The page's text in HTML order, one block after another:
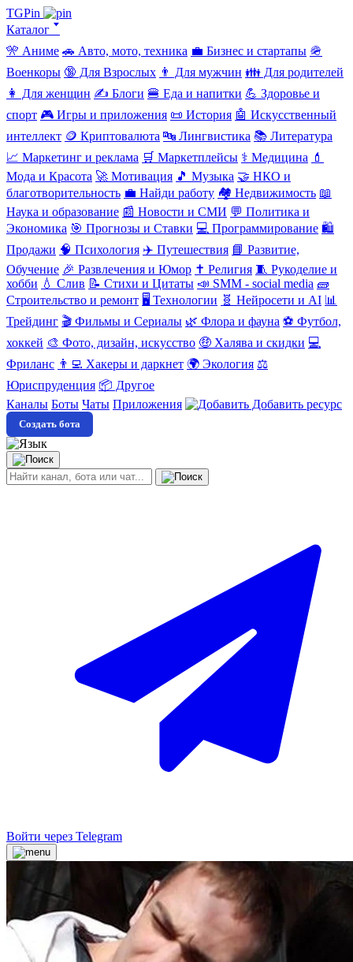
TGPin
Каталог 🢓
🎌 Аниме 🚗 Авто, мото, техника 💼 Бизнес и стартапы 🪖
Военкоры 🔞 Для Взрослых 👨 Для мужчин 👪 Для родителей
👩 Для женщин ✍️ Блоги 🍔 Еда и напитки 💪 Здоровье и
спорт 🎮 Игры и приложения 📜 История 🤖 Искусственный
интеллект 🪙 Криптовалюта 🔤 Лингвистика 📚 Литература
📈 Маркетинг и реклама 🛒 Маркетплейсы ⚕️ Медицина 💄
Мода и Красота 🚀 Мотивация 🎵 Музыка 🤝 НКО и
благотворительность 💼 Найди работу 🏘️ Недвижимость 📖
Наука и образование 📰 Новости и СМИ 💬 Политика и
Экономика 🎯 Прогнозы и Ставки 💻 Программирование 🛍️
Продажи 🧠 Психология ✈️ Путешествия 📘 Развитие,
Обучение 🎉 Развлечения и Юмор ✝️ Религия 🧵 Рукоделие и
хобби 💧 Слив 📝 Стихи и Цитаты 📣 SMM - social media 🧱
Строительство и ремонт 🖥️ Технологии 🧬 Нейросети и AI 📊
Трейдинг 🎬 Фильмы и Сериалы 🌿 Флора и фауна ⚽ Футбол,
хоккей 🎨 Фото, дизайн, искусство 🤑 Халява и скидки 💻
Фриланс 👨‍💻 Хакеры и даркнет 🌍 Экология ⚖️
Юриспруденция 📦 Другое
Каналы Боты Чаты Приложения Добавить ресурс
Создать бота
Войти через Telegram